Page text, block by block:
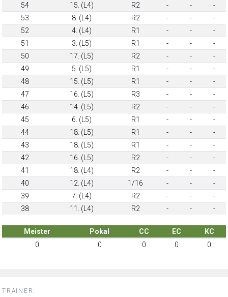
54
15. (L4) R2 - -
-
53
8. (L4) R2 - -
-
52
4. (L4) R1 - -
-
51
3. (L5) R1 - -
-
50
17. (L5) R2 - -
-
49
5. (L5) R1 - -
-
48
15. (L5) R1 - -
-
47
16. (L5) R3 - -
-
46
14. (L5) R2 - -
-
45
6. (L5) R1 - -
-
44
18. (L5) R1 - -
-
43
18. (L5) R1 - -
-
42
16. (L5) R2 - -
-
41
18. (L4) R2 - -
-
40
12. (L4) 1/16 - -
-
39
7. (L4) R2 - -
-
38
11. (L4) R2 - - -
Meister Pokal CC EC
KC
0
0 0 0 0
TRAINER: